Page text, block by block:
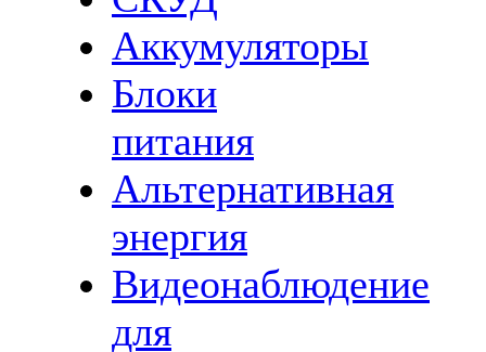
Аккумуляторы
Блоки
питания
Альтернативная
энергия
Видеонаблюдение
для